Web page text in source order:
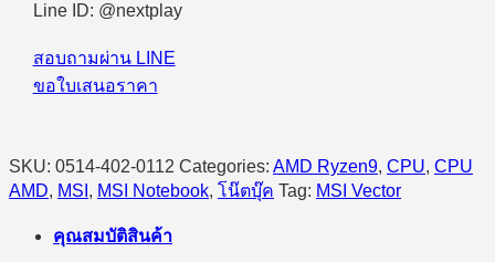
Line ID: @nextplay
สอบถามผ่าน LINE
ขอใบเสนอราคา
SKU: 0514-402-0112 Categories: AMD Ryzen9, CPU, CPU
AMD, MSI , MSI Notebook, โน๊ตบุ๊ค Tag: MSI Vector
คุณสมบัติสินค้า